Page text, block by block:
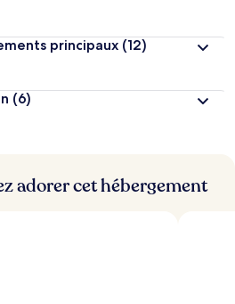
principaux (12)
(6)
adorer cet hébergement